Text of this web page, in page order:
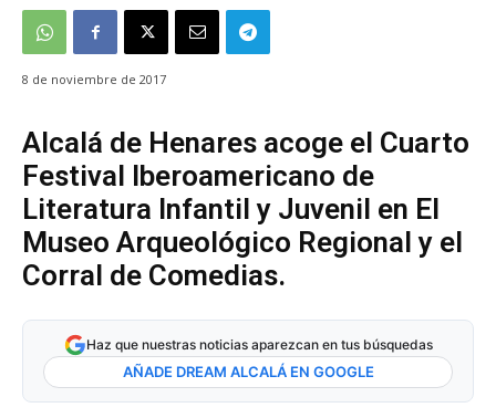
8 de noviembre de 2017
Alcalá de Henares acoge el Cuarto
Festival Iberoamericano de
Literatura Infantil y Juvenil en El
Museo Arqueológico Regional y el
Corral de Comedias.
Haz que nuestras noticias aparezcan en tus búsquedas
AÑADE DREAM ALCALÁ EN GOOGLE